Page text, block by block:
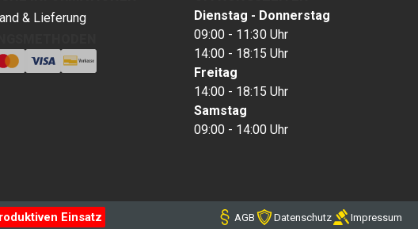
& Lieferung
Dienstag - Donnerstag
09:00 - 11:30 Uhr
14:00 - 18:15 Uhr
Freitag
14:00 - 18:15 Uhr
Samstag
09:00 - 14:00 Uhr
Einsatz AGB Datenschutz Impressum